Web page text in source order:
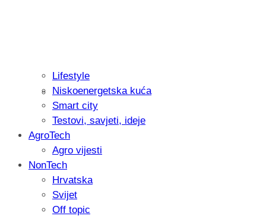
Recenzija: Philips All-in-One Trimmer
muškarcu
Lifestyle
Niskoenergetska kuća
Smart city
Testovi, savjeti, ideje
AgroTech
Agro vijesti
NonTech
Hrvatska
Svijet
Off topic